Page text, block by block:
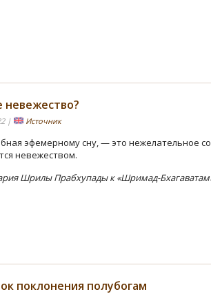
невежество?
| Источник
эфемерному сну, — это нежелательное
невежеством.
Шрилы Прабхупады к «Шримад-
поклонения полубогам